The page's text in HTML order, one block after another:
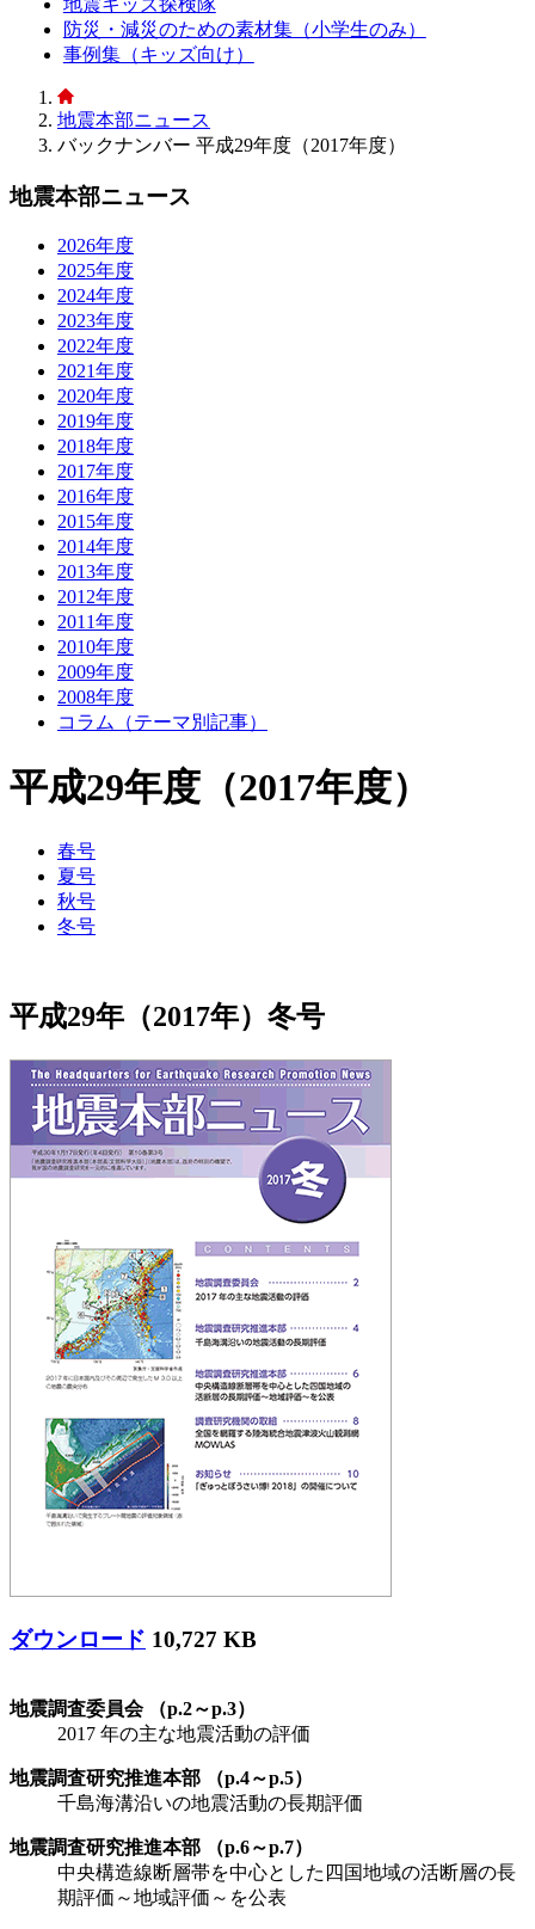
地震キッズ探検隊
防災・減災のための素材集（小学生のみ）
事例集（キッズ向け）
地震本部ニュース
バックナンバー 平成29年度（2017年度）
地震本部ニュース
2026年度
2025年度
2024年度
2023年度
2022年度
2021年度
2020年度
2019年度
2018年度
2017年度
2016年度
2015年度
2014年度
2013年度
2012年度
2011年度
2010年度
2009年度
2008年度
コラム（テーマ別記事）
平成29年度（2017年度）
春号
夏号
秋号
冬号
平成29年（2017年）冬号
ダウンロード 10,727 KB
地震調査委員会 （p.2～p.3）
2017 年の主な地震活動の評価
地震調査研究推進本部 （p.4～p.5）
千島海溝沿いの地震活動の長期評価
地震調査研究推進本部 （p.6～p.7）
中央構造線断層帯を中心とした四国地域の活断層の長
期評価～地域評価～を公表